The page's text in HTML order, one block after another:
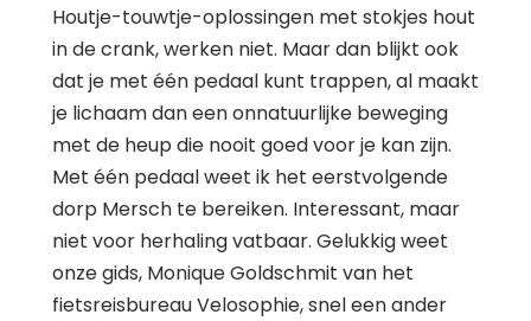
Houtje-touwtje-oplossingen met stokjes hout
in de crank, werken niet. Maar dan blijkt ook
dat je met één pedaal kunt trappen, al maakt
je lichaam dan een onnatuurlijke beweging
met de heup die nooit goed voor je kan zijn.
Met één pedaal weet ik het eerstvolgende
dorp Mersch te bereiken. Interessant, maar
niet voor herhaling vatbaar. Gelukkig weet
onze gids, Monique Goldschmit van het
fietsreisbureau Velosophie, snel een ander